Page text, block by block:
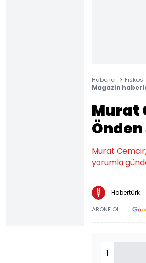
Haberler Fiskos
Magazin
Murat
Murat
yorumla
Habertürk
ABONE OL
1